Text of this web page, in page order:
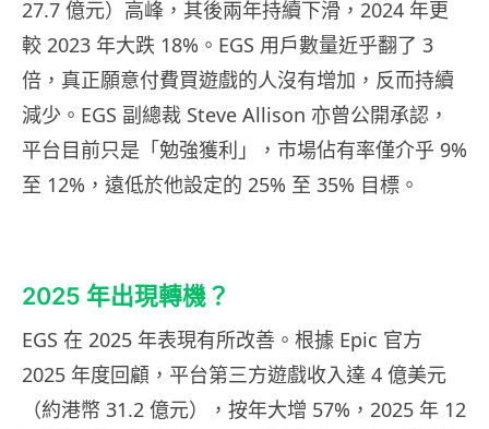
27.7 億元）高峰，其後兩年持續下滑，2024 年更
較 2023 年大跌 18%。EGS 用戶數量近乎翻了 3
倍，真正願意付費買遊戲的人沒有增加，反而持續
減少。EGS 副總裁 Steve Allison 亦曾公開承認，
平台目前只是「勉強獲利」，市場佔有率僅介乎 9%
至 12%，遠低於他設定的 25% 至 35% 目標。
2025 年出現轉機？
EGS 在 2025 年表現有所改善。根據 Epic 官方
2025 年度回顧，平台第三方遊戲收入達 4 億美元
（約港幣 31.2 億元），按年大增 57%，2025 年 12